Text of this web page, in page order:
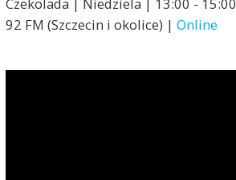
92 FM (Szczecin i okolice) | Online